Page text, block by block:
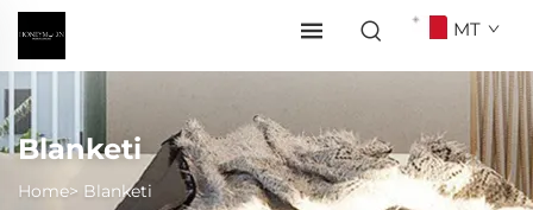
MT
Blanketi
Home> Blanketi